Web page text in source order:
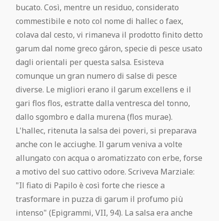
bucato. Così, mentre un residuo, considerato
commestibile e noto col nome di hallec o faex,
colava dal cesto, vi rimaneva il prodotto finito detto
garum dal nome greco gáron, specie di pesce usato
dagli orientali per questa salsa. Esisteva
comunque un gran numero di salse di pesce
diverse. Le migliori erano il garum excellens e il
gari flos flos, estratte dalla ventresca del tonno,
dallo sgombro e dalla murena (flos murae).
L'hallec, ritenuta la salsa dei poveri, si preparava
anche con le acciughe. Il garum veniva a volte
allungato con acqua o aromatizzato con erbe, forse
a motivo del suo cattivo odore. Scriveva Marziale:
"Il fiato di Papilo è così forte che riesce a
trasformare in puzza di garum il profumo più
intenso" (Epigrammi, VII, 94). La salsa era anche